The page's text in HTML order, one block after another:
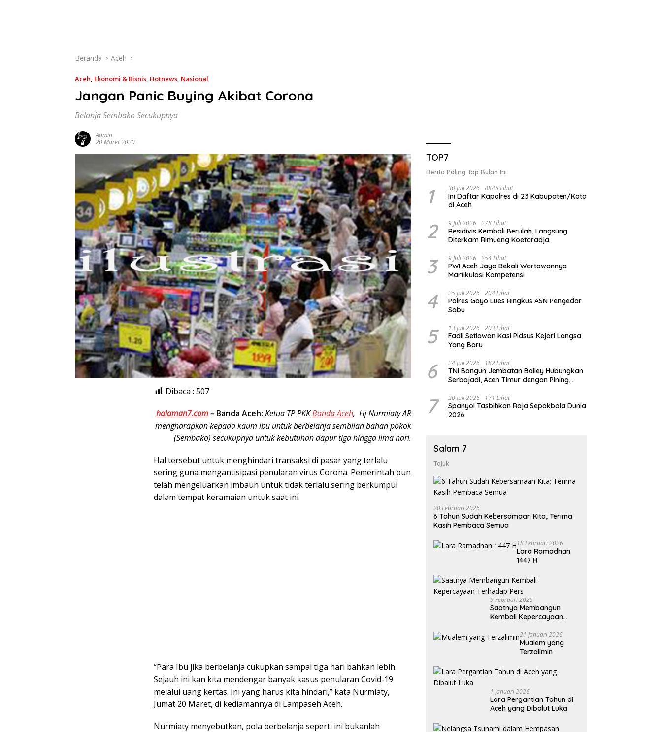
Beranda Aceh
Aceh, Ekonomi & Bisnis, Hotnews, Nasional
Jangan Panic Buying Akibat Corona
Belanja Sembako Secukupnya
Admin
20 Maret 2020
Dibaca : 507
halaman7.com– Banda Aceh: Ketua TP PKKBanda Aceh, Hj Nurmiaty AR
mengharapkan kepada kaum ibu untuk berbelanja sembilan bahan pokok
(Sembako) secukupnya untuk kebutuhan dapur tiga hingga lima hari.
Hal tersebut untuk menghindari transaksi di pasar yang terlalu
sering guna mengantisipasi penularan virus Corona. Pemerintah pun
telah mengeluarkan imbaun untuk tidak terlalu sering berkumpul
dalam tempat keramaian untuk saat ini.
“Para Ibu jika berbelanja cukupkan sampai tiga hari bahkan lebih.
Sejauh ini kan kita mendengar banyak kasus penularan Covid-19
melalui uang kertas. Ini yang harus kita hindari,” kata Nurmiaty,
Jumat 20 Maret, di kediamannya di Lampaseh Aceh.
Nurmiaty menyebutkan, pola berbelanja seperti ini bukanlah
TOP7
Berita Paling Top Bulan Ini
1 30 Juli 2026 8846 Lihat
Ini Daftar Kapolres di 23 Kabupaten/Kota
di Aceh
2 9 Juli 2026 278 Lihat
Residivis Kembali Berulah, Langsung
Diterkam Rimueng Koetaradja
3 9 Juli 2026 254 Lihat
PWI Aceh Jaya Bekali Wartawannya
Martikulasi Kompetensi
4 25 Juli 2026 204 Lihat
Polres Gayo Lues Ringkus ASN Pengedar
Sabu
5 13 Juli 2026 203 Lihat
Fadli Setiawan Kasi Pidsus Kejari Langsa
Yang Baru
6 24 Juli 2026 182 Lihat
TNI Bangun Jembatan Bailey Hubungkan
Serbajadi, Aceh Timur dengan Pining,
7 20 Juli 2026 171 Lihat
Spanyol Tasbihkan Raja Sepakbola Dunia
2026
Salam 7
Tajuk
20 Februari 2026
6 Tahun Sudah Kebersamaan Kita; Terima
Kasih Pembaca Semua
18 Februari 2026
Lara Ramadhan
1447 H
9 Februari 2026
Saatnya Membangun
Kembali Kepercayaan
21 Januari 2026
Mualem yang
Terzalimin
1 Januari 2026
Lara Pergantian Tahun di
Aceh yang Dibalut Luka